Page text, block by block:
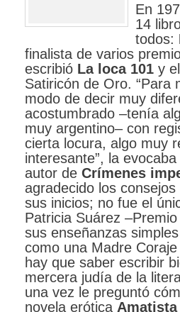
En
14
todos:
finalista de varios
escribió La loca 101 y
Satiricón de Oro. “Para
modo de decir muy
acostumbrado –tenía
muy argentino– con
cierta locura, algo muy
interesante”, la
autor de Crímenes
agradecido los
sus inicios; no fue el
Patricia Suárez
sus enseñanzas
como una Madre
hay que saber escribir
mercera judía de la
una vez le preguntó
novela erótica Amatista